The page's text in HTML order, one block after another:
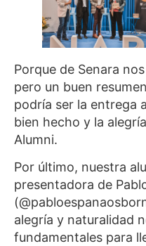
Porque de Senara
pero un buen
podría ser la entrega
bien hecho y la
Alumni.
Por último, nuestra
presentadora de
alegría y naturalidad
fundamentales para